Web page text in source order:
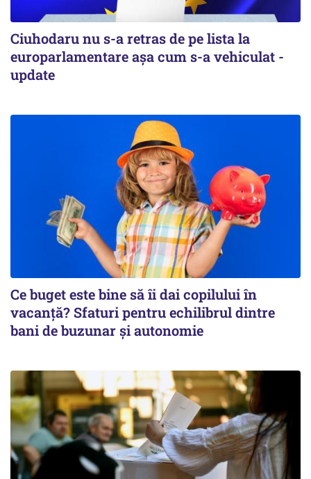
Ciuhodaru nu s-a retras de pe lista la
europarlamentare așa cum s-a vehiculat -
update
Ce buget este bine să îi dai copilului în
vacanță? Sfaturi pentru echilibrul dintre
bani de buzunar și autonomie